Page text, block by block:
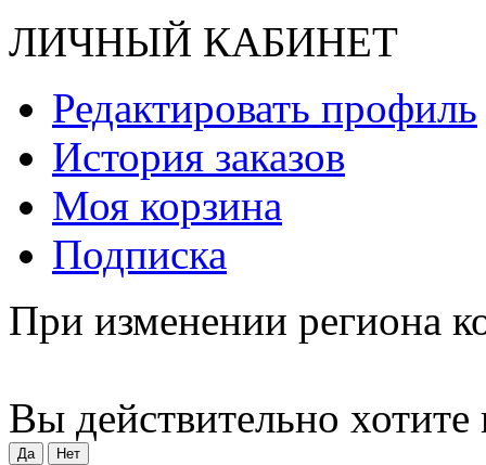
ЛИЧНЫЙ КАБИНЕТ
Редактировать профиль
История заказов
Моя корзина
Подписка
При изменении региона
Вы действительно хотите